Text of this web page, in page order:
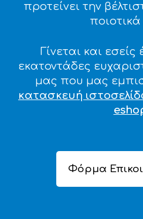
προτείνει την
Γίνεται και
εκατοντάδες
μας που μας
κατασκευή
Φόρμα